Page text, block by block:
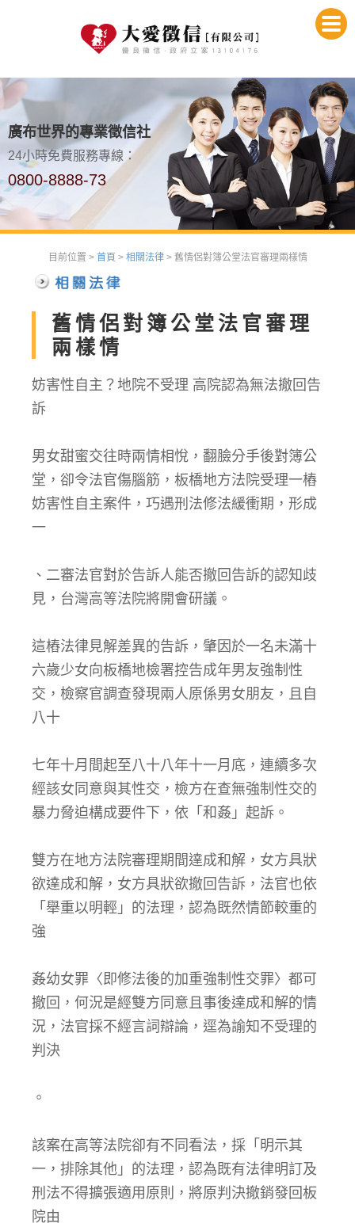
廣布世界的專業徵信社
24小時免費服務專線：
0800-8888-73
目前位置 > 首頁 > 相關法律 > 舊情侶對簿公堂法官審理兩樣情
舊情侶對簿公堂法官審理
兩樣情
妨害性自主？地院不受理 高院認為無法撤回告
訴
男女甜蜜交往時兩情相悅，翻臉分手後對簿公
堂，卻令法官傷腦筋，板橋地方法院受理一樁
妨害性自主案件，巧遇刑法修法緩衝期，形成
一
、二審法官對於告訴人能否撤回告訴的認知歧
見，台灣高等法院將開會研議。
這樁法律見解差異的告訴，肇因於一名未滿十
六歲少女向板橋地檢署控告成年男友強制性
交，檢察官調查發現兩人原係男女朋友，且自
八十
七年十月間起至八十八年十一月底，連續多次
經該女同意與其性交，檢方在查無強制性交的
暴力脅迫構成要件下，依「和姦」起訴。
雙方在地方法院審理期間達成和解，女方具狀
欲達成和解，女方具狀欲撤回告訴，法官也依
「舉重以明輕」的法理，認為既然情節較重的
強
姦幼女罪〈即修法後的加重強制性交罪〉都可
撤回，何況是經雙方同意且事後達成和解的情
況，法官採不經言詞辯論，逕為諭知不受理的
判決
。
該案在高等法院卻有不同看法，採「明示其
一，排除其他」的法理，認為既有法律明訂及
刑法不得擴張適用原則，將原判決撤銷發回板
院由